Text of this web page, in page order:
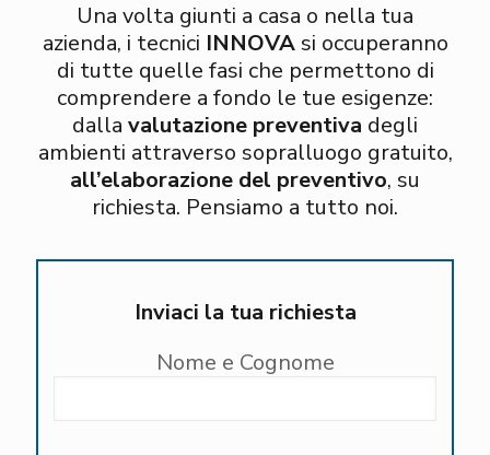
Una volta giunti a casa o nella tua
azienda, i tecnici INNOVAsi occuperanno
di tutte quelle fasi che permettono di
comprendere a fondo le tue esigenze:
dalla valutazione preventiva degli
ambienti attraverso sopralluogo gratuito,
all’elaborazione del preventivo, su
richiesta. Pensiamo a tutto noi.
Inviaci la tua richiesta
Nome e Cognome